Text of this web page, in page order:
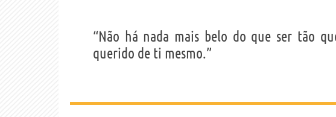
“Não há nada mais belo do que ser tão
querido de ti mesmo.”